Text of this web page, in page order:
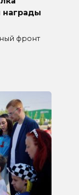
награды
фронт